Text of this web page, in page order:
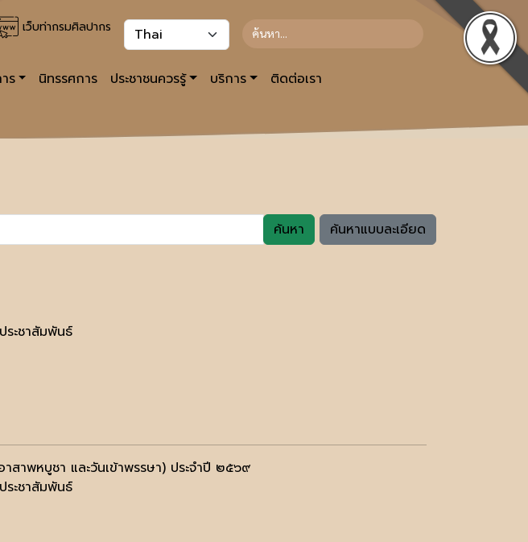
เว็บท่ากรมศิลปากร
ร นิทรรศการ ประชาชนควรรู้ บริการ ติดต่อเรา
ค้นหา ค้นหาแบบละเอียด
ะชาสัมพันธ์
าพหบูชา และวันเข้าพรรษา) ประจำปี ๒๕๖๙
ะชาสัมพันธ์